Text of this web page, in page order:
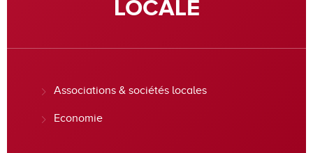
LOCALE
Associations & sociétés locales
Economie